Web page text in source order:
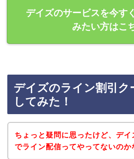
デイズのサービスを今す
みたい方はこ
デイズのライン割引ク
してみた！
ちょっと疑問に思ったけど、デイ
でライン配信ってやってないのか